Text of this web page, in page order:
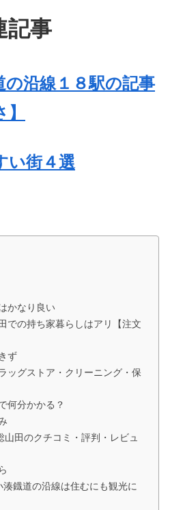
記事
の沿線１８駅の記事
い街４選
かなり良い
での持ち家暮らしはアリ【注文
ず
ッグストア・クリーニング・保
何分かかる？
田のクチコミ・評判・レビュ
鐡道の沿線は住むにも観光に